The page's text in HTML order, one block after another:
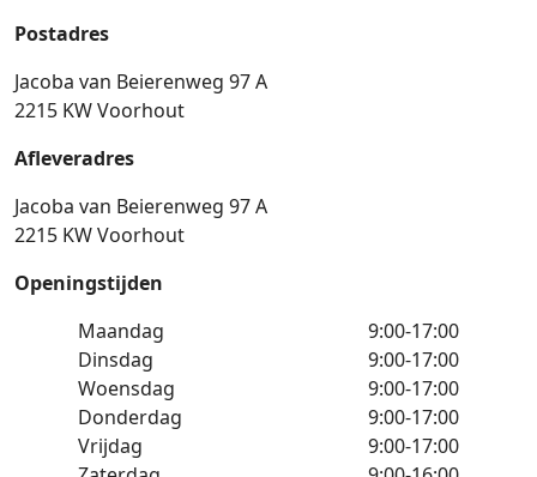
Postadres
Jacoba van Beierenweg 97 A
2215 KW Voorhout
Afleveradres
Jacoba van Beierenweg 97 A
2215 KW Voorhout
Openingstijden
Maandag
9:00-17:00
Dinsdag
9:00-17:00
Woensdag
9:00-17:00
Donderdag
9:00-17:00
Vrijdag
9:00-17:00